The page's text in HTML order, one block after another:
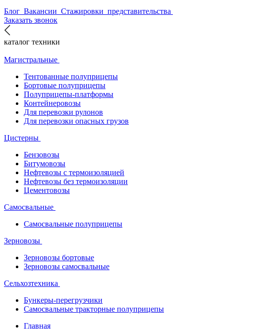
Блог Вакансии Стажировки представительства
Заказать звонок
каталог техники
Магистральные
Тентованные полуприцепы
Бортовые полуприцепы
Полуприцепы-платформы
Контейнеровозы
Для перевозки рулонов
Для перевозки опасных грузов
Цистерны
Бензовозы
Битумовозы
Нефтевозы с термоизоляцией
Нефтевозы без термоизоляции
Цементовозы
Самосвальные
Самосвальные полуприцепы
Зерновозы
Зерновозы бортовые
Зерновозы самосвальные
Сельхозтехника
Бункеры-перегрузчики
Самосвальные тракторные полуприцепы
Главная